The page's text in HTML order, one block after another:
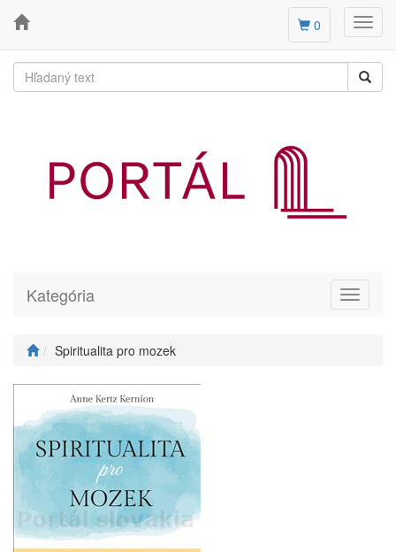
0
Toggle
Kategória
Spiritualita pro mozek